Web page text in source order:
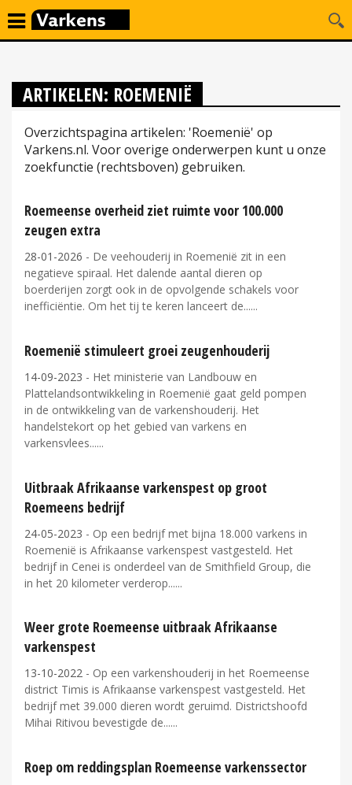
ARTIKELEN: ROEMENIË
Overzichtspagina artikelen: 'Roemenië' op
Varkens.nl. Voor overige onderwerpen kunt u onze
zoekfunctie (rechtsboven) gebruiken.
Roemeense overheid ziet ruimte voor 100.000
zeugen extra
28-01-2026 - De veehouderij in Roemenië zit in een
negatieve spiraal. Het dalende aantal dieren op
boerderijen zorgt ook in de opvolgende schakels voor
inefficiëntie. Om het tij te keren lanceert de...
Roemenië stimuleert groei zeugenhouderij
14-09-2023 - Het ministerie van Landbouw en
Plattelandsontwikkeling in Roemenië gaat geld pompen
in de ontwikkeling van de varkenshouderij. Het
handelstekort op het gebied van varkens en
varkensvlees...
Uitbraak Afrikaanse varkenspest op groot
Roemeens bedrijf
24-05-2023 - Op een bedrijf met bijna 18.000 varkens in
Roemenië is Afrikaanse varkenspest vastgesteld. Het
bedrijf in Cenei is onderdeel van de Smithfield Group, die
in het 20 kilometer verderop...
Weer grote Roemeense uitbraak Afrikaanse
varkenspest
13-10-2022 - Op een varkenshouderij in het Roemeense
district Timis is Afrikaanse varkenspest vastgesteld. Het
bedrijf met 39.000 dieren wordt geruimd. Districtshoofd
Mihai Ritivou bevestigde de...
Roep om reddingsplan Roemeense varkenssector